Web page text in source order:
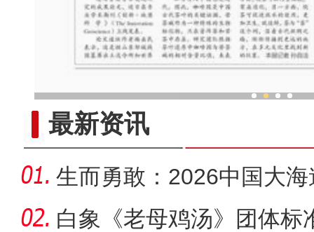
最新资讯
生而勇敢：2026中国大
野拉力赛
白象《老母鸡汤》团体标